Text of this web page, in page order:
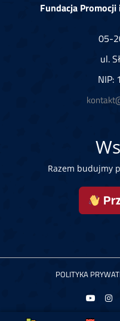
Fundacja
05-
ul.
NIP:
Razem budujmy
POLITYKA